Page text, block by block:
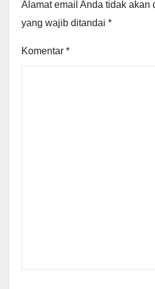
Alamat email Anda tidak akan
yang wajib ditandai *
Komentar *